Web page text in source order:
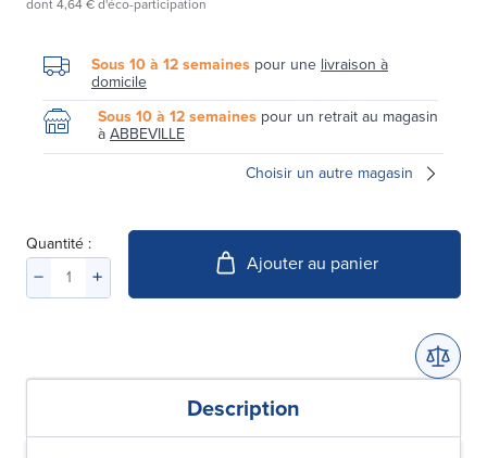
dont4,64 €d'éco-participation
Sous 10 à 12 semaines pour une livraison à
domicile
Sous 10 à 12 semaines pour un retrait au magasin
àABBEVILLE
Choisir un autre magasin
Quantité :
Ajouter au panier
Description